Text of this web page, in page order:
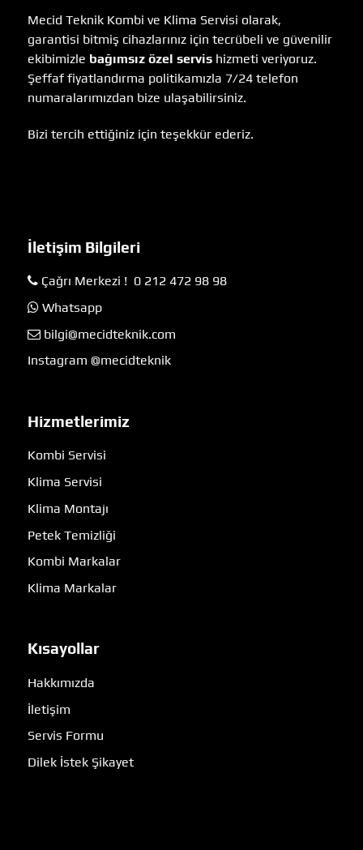
Mecid Teknik Kombi ve Klima Servisi olarak,
garantisi bitmiş cihazlarınız için tecrübeli ve güvenilir
ekibimizle bağımsız özel servis hizmeti veriyoruz.
Şeffaf fiyatlandırma politikamızla 7/24 telefon
numaralarımızdan bize ulaşabilirsiniz.
Bizi tercih ettiğiniz için teşekkür ederiz.
İletişim Bilgileri
Çağrı Merkezi ! 0 212 472 98 98
Whatsapp
bilgi@mecidteknik.com
Instagram @mecidteknik
Hizmetlerimiz
Kombi Servisi
Klima Servisi
Klima Montajı
Petek Temizliği
Kombi Markalar
Klima Markalar
Kısayollar
Hakkımızda
İletişim
Servis Formu
Dilek İstek Şikayet